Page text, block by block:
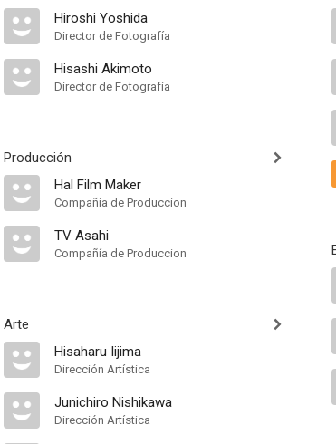
Hiroshi Yoshida
Director de Fotografía
Hisashi Akimoto
Director de Fotografía
Producción
Hal Film Maker
Compañía de Produccion
TV Asahi
Compañía de Produccion
Arte
Hisaharu Iijima
Dirección Artística
Junichiro Nishikawa
Dirección Artística